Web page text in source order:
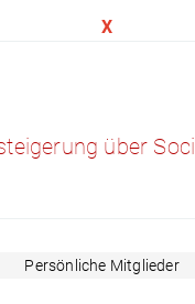
X
über
Persönliche Mitglieder